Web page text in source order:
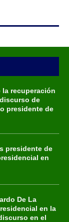
la recuperación
de
presidente de
presidente de
en
De La
en la
en el